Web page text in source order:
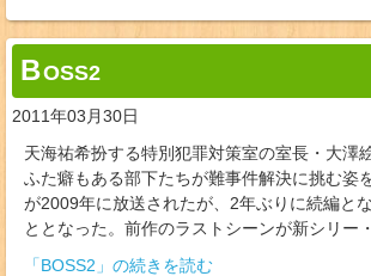
BOSS2
2011年03月30日
天海祐希扮する特別犯罪対策室の室長・大澤
ふた癖もある部下たちが難事件解決に挑む姿
が2009年に放送されたが、2年ぶりに続編と
ととなった。前作のラストシーンが新シリー
「BOSS2」の続きを読む